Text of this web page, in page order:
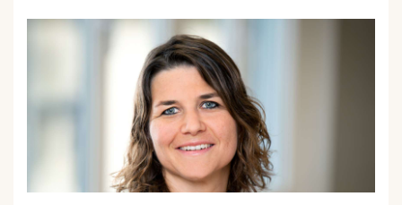
Université
Formation continue
Sciences économiques et sociales et management
Lettres et sciences humaines
Sciences de l'éducation et de la formation
Sciences et médecine
Etudiants
Chercheurs
Collaborateurs
Annuaire du personnel
Bibliothèques